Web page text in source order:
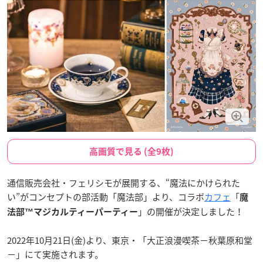
高画質で見る (全9枚)
通信販売会社・フェリシモが展開する、“魔法にかけられた
い”がコンセプトの部活動「魔法部」より、コラボカフェ 「魔
法部™マジカルティーパーティー 」の開催が決定しました！
2022年10月21日(金)より、東京・「大正浪漫喫茶−秋葉原和堂
−」にて実施されます。